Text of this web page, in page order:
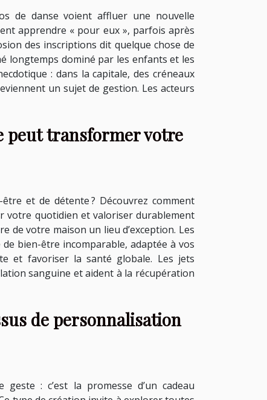
de danse voient affluer une nouvelle
apprendre « pour eux », parfois après
des inscriptions dit quelque chose de
longtemps dominé par les enfants et les
: dans la capitale, des créneaux
un sujet de gestion. Les acteurs
peut transformer votre
et de détente ? Découvrez comment
votre quotidien et valoriser durablement
de votre maison un lieu d’exception. Les
bien-être incomparable, adaptée à vos
et favoriser la santé globale. Les jets
sanguine et aident à la récupération
de personnalisation
: c’est la promesse d’un cadeau